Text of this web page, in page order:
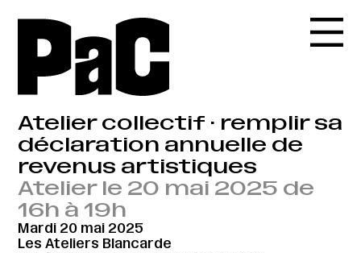
Atelier collectif · remplir sa
déclaration annuelle de
revenus artistiques
Atelier le 20 mai 2025 de
16h à 19h
Mardi 20 mai 2025
Les Ateliers Blancarde